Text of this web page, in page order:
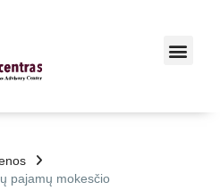
pajamų mokesčio